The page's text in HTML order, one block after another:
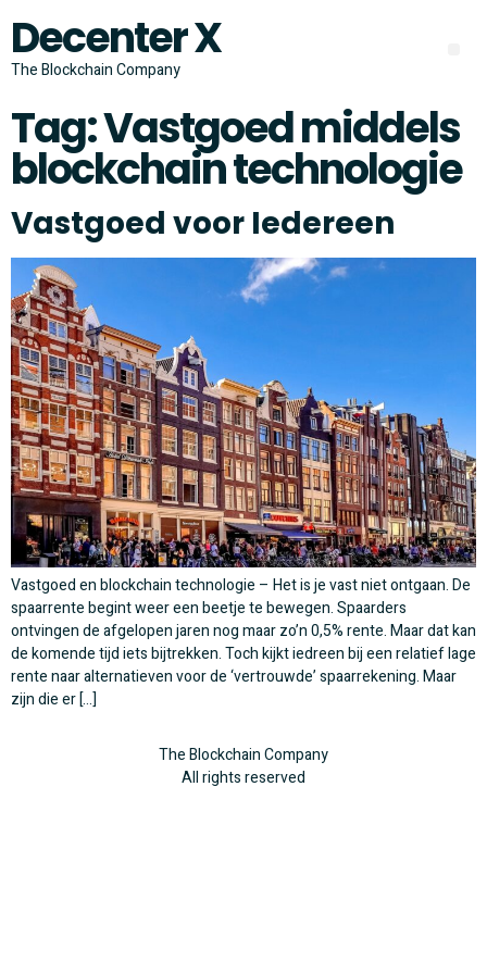
Decenter X
The Blockchain Company
Tag:Vastgoed middels
blockchain technologie
Vastgoed voor Iedereen
Vastgoed en blockchain technologie – Het is je vast niet ontgaan. De
spaarrente begint weer een beetje te bewegen. Spaarders
ontvingen de afgelopen jaren nog maar zo’n 0,5% rente. Maar dat kan
de komende tijd iets bijtrekken. Toch kijkt iedreen bij een relatief lage
rente naar alternatieven voor de ‘vertrouwde’ spaarrekening. Maar
zijn die er […]
The Blockchain Company
All rights reserved